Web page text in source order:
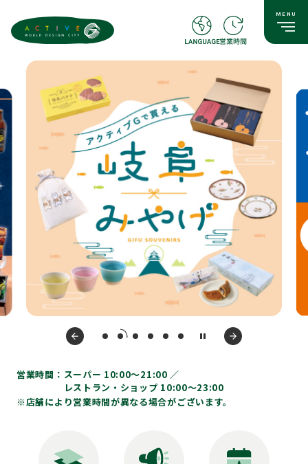
営業時間： スーパー 10:00〜21:00 ／
レストラン・ショップ 10:00～23:00
※店舗により営業時間が異なる場合がございます。